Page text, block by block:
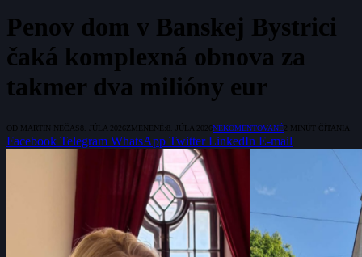
Penov dom v Banskej Bystrici
čaká komplexná obnova za
takmer dva milióny eur
OD MARTIN NEČAS 8. JÚLA 2026 ZMENENÉ: 8. JÚLA 2026 NEKOMENTOVANÉ 2 MINÚT ČÍTANIA
Facebook Telegram WhatsApp Twitter LinkedIn E-mail